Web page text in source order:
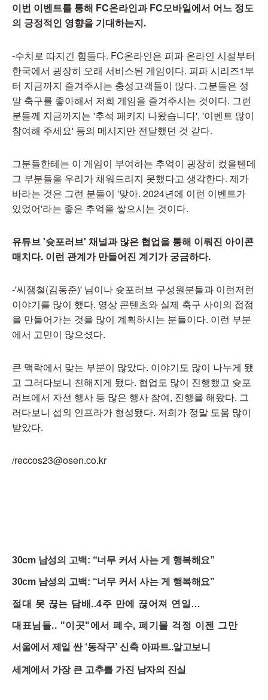
이번 이벤트를 통해 FC온라인과 FC모바일에서 어느 정도
의 긍정적인 영향을 기대하는지.
-수치로 따지긴 힘들다. FC온라인은 피파 온라인 시절부터
한국에서 굉장히 오래 서비스된 게임이다. 피파 시리즈1부
터 지금까지 즐겨주시는 충성고객들이 많다. 그분들은 정
말 축구를 좋아해서 저희 게임을 즐겨주시는 것이다. 그런
분들께 지금까지는 '추석 패키지 나왔습니다', '이벤트 많이
참여해 주세요' 등의 메시지만 전달했던 것 같다.
그분들한테는 이 게임이 부여하는 추억이 굉장히 컸을텐데
그 부분들을 우리가 채워드리지 못했다고 생각한다. 제가
바라는 것은 그런 분들이 '맞아. 2024년에 이런 이벤트가
있었어'라는 좋은 추억을 쌓으시는 것이다.
유튜브 '슛포러브' 채널과 많은 협업을 통해 이뤄진 아이콘
매치다. 이런 관계가 만들어진 계기가 궁금하다.
-'씨잼철(김동준)' 님이나 슛포러브 구성원분들과 이런저런
이야기를 많이 했다. 영상 콘텐츠와 실제 축구 사이의 접점
을 만들어가는 것을 많이 계획하시는 분들이다. 이런 부분
에서 고민이 많으셨다.
큰 맥락에서 맞는 부분이 많았다. 이야기도 많이 나누게 됐
고 그러다보니 친해지게 됐다. 협업도 많이 진행했고 슛포
러브에서 자선 행사 등 많은 행사 참여, 진행을 해왔다. 그
러다보니 섭외 인프라가 형성됐다. 저희가 정말 도움 많이
받았다.
/reccos23@osen.co.kr